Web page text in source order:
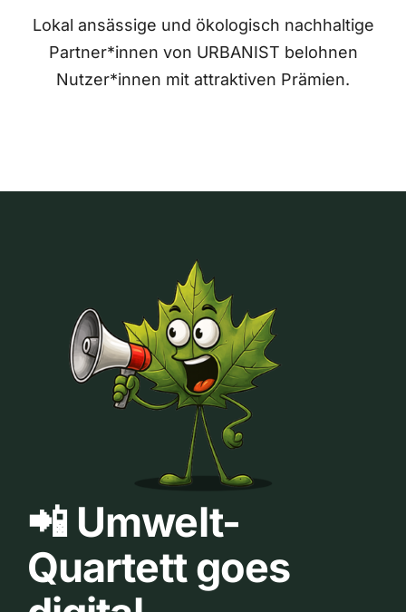
Lokal ansässige und ökologisch nachhaltige
Partner*innen von URBANIST belohnen
Nutzer*innen mit attraktiven Prämien.
📲 Umwelt-
Quartett goes